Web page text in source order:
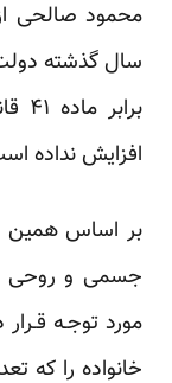
سال گذشته دولت
افزایش نداده
بر اساس همین
جسمی و روحی
مورد توجـه
خانواده را که